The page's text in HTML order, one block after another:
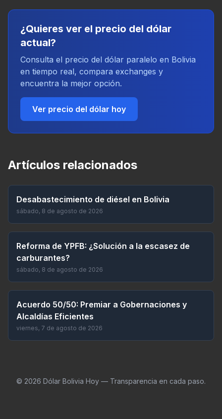
¿Quieres ver el precio del dólar
actual?
Consulta el precio del dólar paralelo en Bolivia
en tiempo real, compara exchanges y
encuentra la mejor opción.
Ver precio del dólar hoy
Artículos relacionados
Desabastecimiento de diésel en Bolivia
sábado, 8 de agosto de 2026
Reforma de YPFB: ¿Solución a la escasez de
carburantes?
sábado, 8 de agosto de 2026
Acuerdo 50/50: Premiar a Gobernaciones y
Alcaldías Eficientes
viernes, 7 de agosto de 2026
© 2026 Dólar Bolivia Hoy — Transparencia en cada paso.